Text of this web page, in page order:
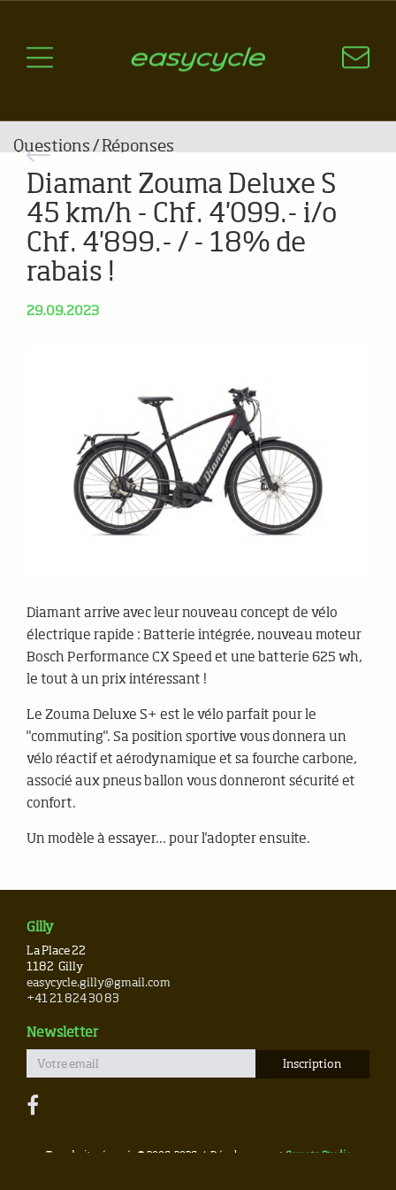
Aspects techniques
Questions / Réponses
A jour
News
Diamant Zouma Deluxe S
45 km/h - Chf. 4'099.- i/o
Chf. 4'899.- / - 18% de
rabais !
29.09.2023
Diamant arrive avec leur nouveau concept de vélo
électrique rapide : Batterie intégrée, nouveau moteur
Bosch Performance CX Speed et une batterie 625 wh,
le tout à un prix intéressant !
Le Zouma Deluxe S+ est le vélo parfait pour le
"commuting". Sa position sportive vous donnera un
vélo réactif et aérodynamique et sa fourche carbone,
associé aux pneus ballon vous donneront sécurité et
confort.
Un modèle à essayer... pour l'adopter ensuite.
Gilly
La Place 22
1182 Gilly
easycycle.gilly@gmail.com
+41 21 824 30 83
Newsletter
Tous droits réservés © 2006-2026 Développement Cometa Studio